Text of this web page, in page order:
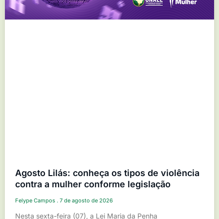
Agosto Lilás: conheça os tipos de violência
contra a mulher conforme legislação
Felype Campos 7 de agosto de 2026
Nesta sexta-feira (07), a Lei Maria da Penha